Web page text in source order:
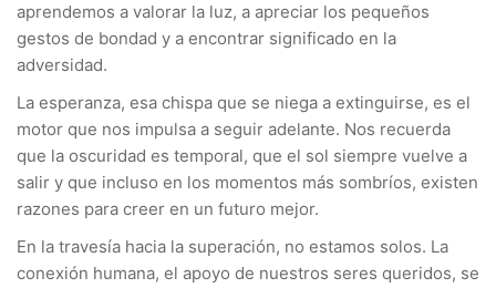
aprendemos a valorar la luz, a apreciar los pequeños
gestos de bondad y a encontrar significado en la
adversidad.
La esperanza, esa chispa que se niega a extinguirse, es el
motor que nos impulsa a seguir adelante. Nos recuerda
que la oscuridad es temporal, que el sol siempre vuelve a
salir y que incluso en los momentos más sombríos, existen
razones para creer en un futuro mejor.
En la travesía hacia la superación, no estamos solos. La
conexión humana, el apoyo de nuestros seres queridos, se